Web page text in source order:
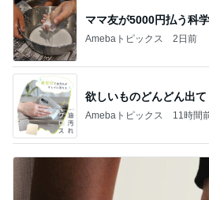
ママ友が5000円払う科
Amebaトピックス 2日前
欲しいものどんどん出
Amebaトピックス 11時間